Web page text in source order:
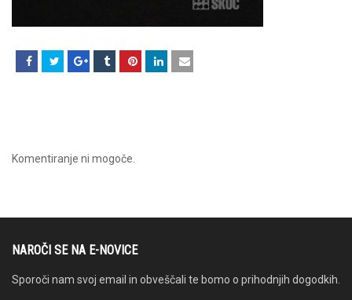
Komentiranje ni mogoče.
NAROČI SE NA E-NOVICE
Sporoči nam svoj email in obveščali te bomo o prihodnjih dogodkih.